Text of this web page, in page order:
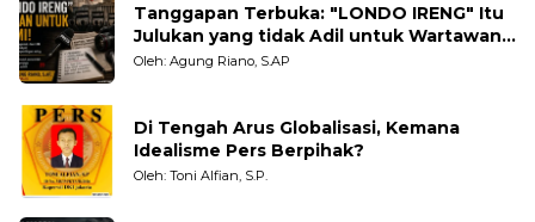
Tanggapan Terbuka: "LONDO IRENG" Itu
Julukan yang tidak Adil untuk Wartawan,
Pengamat dan LSM
Oleh: Agung Riano, S.AP
Di Tengah Arus Globalisasi, Kemana
Idealisme Pers Berpihak?
Oleh: Toni Alfian, S.P.